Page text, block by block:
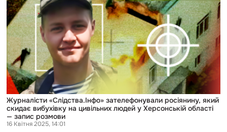
зателефонували
росіянину,
який
скидає
вибухівку
на
цивільних
людей
Херсонській
області
запис
розмови
Журналісти «Слідства.Інфо» зателефонували росіянину, який
скидає вибухівку на цивільних людей у Херсонській області
— запис розмови
16 Квітня 2025, 14:01